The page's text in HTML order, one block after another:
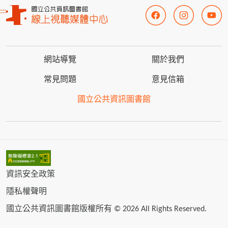
:::
網站導覽 關於我們
常見問題 意見信箱
國立公共資訊圖書館
資訊安全政策
隱私權聲明
國立公共資訊圖書館版權所有 © 2026 All Rights Reserved.